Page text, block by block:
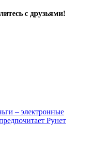
с друзьями!
– электронные
Рунет